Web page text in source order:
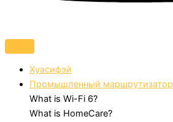
Хуасифэй
Промышленный маршрутизатор
What is Wi-Fi 6?
What is HomeCare?